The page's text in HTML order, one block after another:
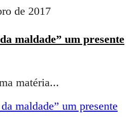
de 2017
maldade” um presente
matéria...